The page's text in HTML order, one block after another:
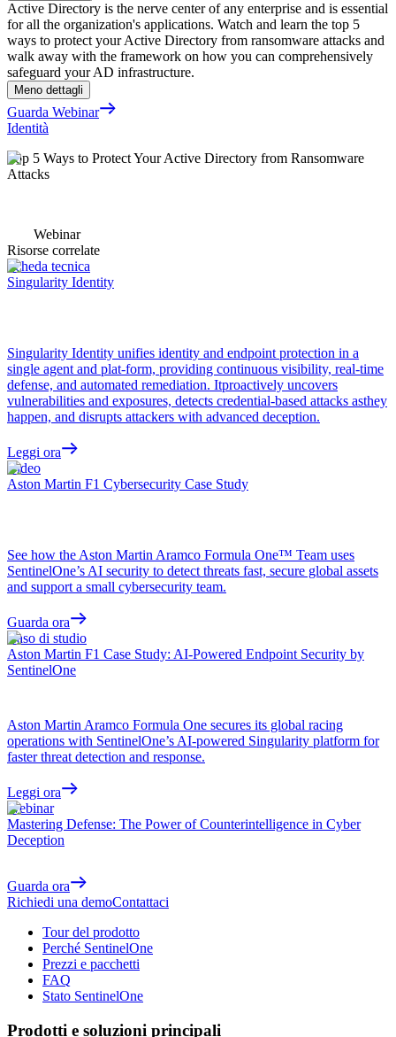
Active Directory is the nerve center of any enterprise and is essential
for all the organization's applications. Watch and learn the top 5
ways to protect your Active Directory from ransomware attacks and
walk away with the framework on how you can comprehensively
safeguard your AD infrastructure.
Meno dettagli
Guarda Webinar
Identità
Top 5 Ways to Protect Your Active Directory from Ransomware
Attacks
Webinar
Risorse correlate
Scheda tecnica
Singularity Identity
Singularity Identity unifies identity and endpoint protection in a
single agent and plat-form, providing continuous visibility, real-time
defense, and automated remediation. Itproactively uncovers
vulnerabilities and exposures, detects credential-based attacks asthey
happen, and disrupts attackers with advanced deception.
Leggi ora
Video
Aston Martin F1 Cybersecurity Case Study
See how the Aston Martin Aramco Formula One™ Team uses
SentinelOne’s AI security to detect threats fast, secure global assets
and support a small cybersecurity team.
Guarda ora
Caso di studio
Aston Martin F1 Case Study: AI-Powered Endpoint Security by
SentinelOne
Aston Martin Aramco Formula One secures its global racing
operations with SentinelOne’s AI-powered Singularity platform for
faster threat detection and response.
Leggi ora
Webinar
Mastering Defense: The Power of Counterintelligence in Cyber
Deception
Guarda ora
Richiedi una demoContattaci
Tour del prodotto
Perché SentinelOne
Prezzi e pacchetti
FAQ
Stato SentinelOne
Prodotti e soluzioni principali